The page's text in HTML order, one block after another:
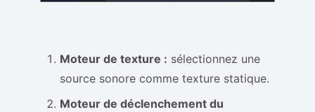
Moteur de texture : sélectionnez une
source sonore comme texture statique.
Moteur de déclenchement du